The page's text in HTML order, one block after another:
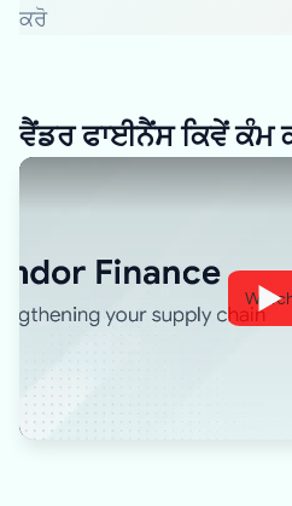
ਕਰੋ
ਵੈਂਡਰ ਫਾਈਨੈਂਸ ਕਿਵੇਂ ਕੰਮ